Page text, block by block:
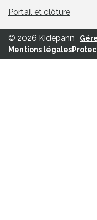
Portail et clôture
© 2026 Kidepann
Mentions légales